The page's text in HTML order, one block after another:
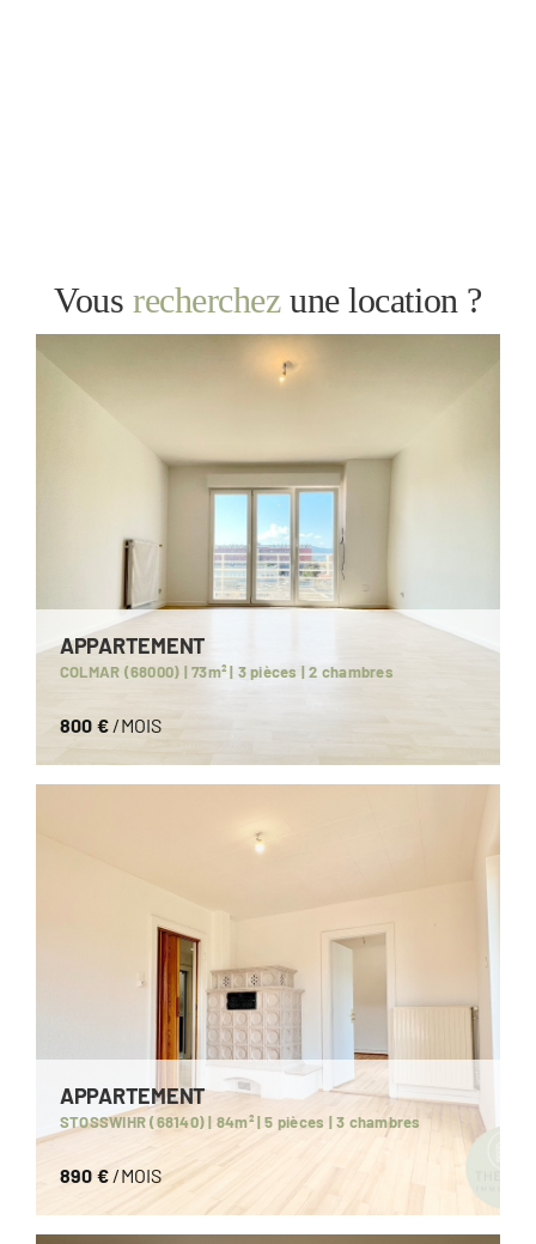
Vous recherchezune location ?
APPARTEMENT
COLMAR (68000) | 73m² | 3 pièces | 2 chambres
800 € /MOIS
APPARTEMENT
STOSSWIHR (68140) | 84m² | 5 pièces | 3 chambres
890 € /MOIS